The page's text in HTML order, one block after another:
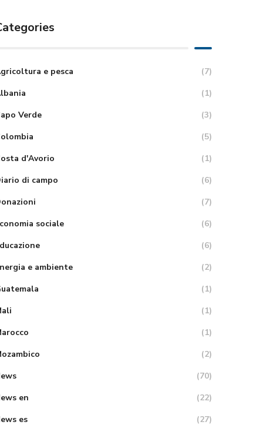
e pesca
(7)
(1)
Verde
(3)
(5)
d'Avorio
(1)
di campo
(6)
(7)
sociale
(6)
(6)
e ambiente
(2)
(1)
(1)
(1)
(2)
(70)
en
(22)
es
(27)